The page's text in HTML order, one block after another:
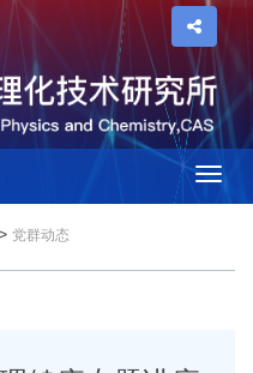
党群动态